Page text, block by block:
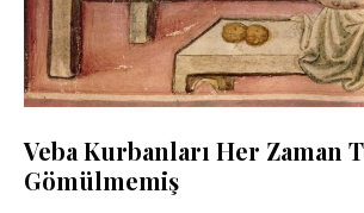
Veba Kurbanları Her Zaman
Gömülmemiş